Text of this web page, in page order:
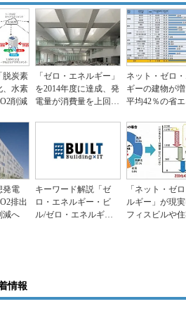
脱炭素
、水素
削減
「ゼロ・エネルギー」
を2014年度に達成、発
電量が消費量を上回っ
ネット・ゼロ
ギーの建物が増
平均42％の省
発電
排出
減へ
キーワード解説「ゼ
ロ・エネルギー・ビ
ル/ゼロ・エネルギ
「ネット・ゼ
ルギー」が現
フィスビルや
情報